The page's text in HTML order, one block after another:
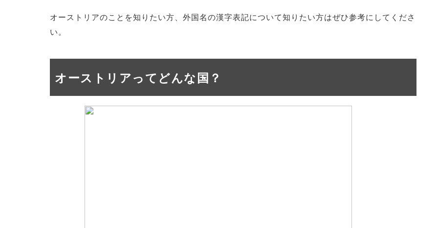
オーストリアのことを知りたい方、外国名の漢字表記について知りたい方はぜひ参考にしてくださ
い。
オーストリアってどんな国？